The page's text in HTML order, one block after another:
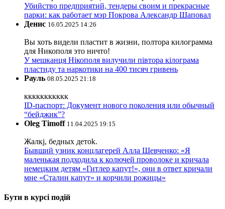
Убийство предприятий, тендеры своим и прекрасные
парки: как работает мэр Покрова Александр Шаповал
Денис 16.05.2025 14:26
Вы хоть видели пластит в жизни, полтора килограмма
для Никополя это ничто!
У мешканця Нікополя вилучили півтора кілограма
пластиду та наркотики на 400 тисяч гривень
Рауль 08.05.2025 21:18
ккккккккккк
ID-паспорт: Документ нового поколения или обычный
“бейджик”?
Oleg Timoff 11.04.2025 19:15
Жалкj, бедных детok.
Бывший узник концлагерей Алла Шевченко: «Я
маленькая подходила к колючей проволоке и кричала
немецким детям «Гитлер капут!», они в ответ кричали
мне «Сталин капут» и корчили рожицы»
Бути в курсі подій